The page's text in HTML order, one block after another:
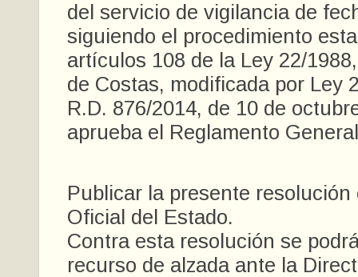
del servicio de vigilancia de
siguiendo el procedimiento
artículos 108 de la Ley 22/
de Costas, modificada por Ley
R.D. 876/2014, de 10 de
aprueba el Reglamento
Publicar la presente
Oficial del Estado.
Contra esta resolución se
recurso de alzada ante la